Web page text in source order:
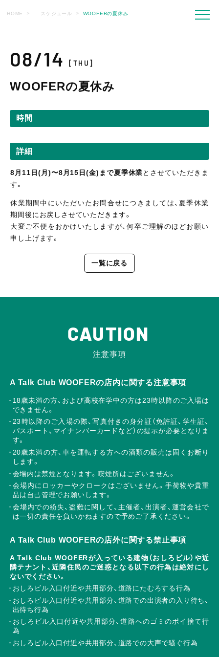
HOME スケジュール WOOFERの夏休み
08/14[THU]
WOOFERの夏休み
時間
詳細
8月11日(月)〜8月15日(金)まで夏季休業とさせていただきま
す。
休業期間中にいただいたお問合せにつきましては、夏季休業
期間後にお戻しさせていただきます。
大変ご不便をおかけいたしますが、何卒ご理解のほどお願い
申し上げます。
一覧に戻る
CAUTION
注意事項
A Talk Club WOOFERの店内に関する注意事項
18歳未満の方、および高校在学中の方は23時以降のご入場は
できません。
23時以降のご入場の際、写真付きの身分証（免許証、学生証、
パスポート、マイナンバーカードなど）の提示が必要となりま
す。
20歳未満の方、車を運転する方への酒類の販売は固くお断り
します。
会場内は禁煙となります。喫煙所はございません。
会場内にロッカーやクロークはございません。手荷物や貴重
品は自己管理でお願いします。
会場内での紛失、盗難に関して、主催者、出演者、運営会社で
は一切の責任を負いかねますので予めご了承ください。
A Talk Club WOOFERの店外に関する禁止事項
A Talk Club WOOFERが入っている建物（おしろビル）や近
隣テナント、近隣住民のご迷惑となる以下の行為は絶対にし
ないでください。
おしろビル入口付近や共用部分、道路にたむろする行為
おしろビル入口付近や共用部分、道路での出演者の入り待ち、
出待ち行為
おしろビル入口付近や共用部分、道路へのゴミのポイ捨て行
為
おしろビル入口付近や共用部分、道路での大声で騒ぐ行為